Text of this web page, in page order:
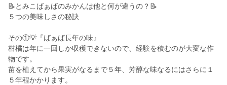
📝とみこばぁばのみかんは他と何が違うの？📝
５つの美味しさの秘訣
その①💡『ばぁば長年の味』
柑橘は年に一回しか収穫できないので、経験を積むのが大変な作
物です。
苗を植えてから果実がなるまで５年、芳醇な味なるにはさらに１
５年程かかります。